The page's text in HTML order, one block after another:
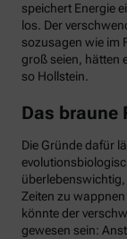
speichert Energie
los. Der
sozusagen wie im
groß seien, hätten
so Hollstein.
Das braune
Die Gründe dafür
Zeiten zu
könnte der
gewesen sein: